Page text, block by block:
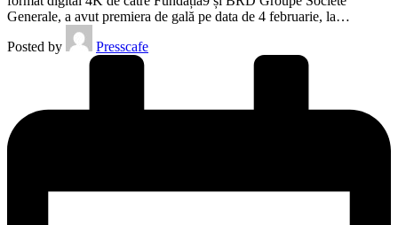
Generale, a avut premiera de gală pe data de 4 februarie, la…
Posted by
Presscafe